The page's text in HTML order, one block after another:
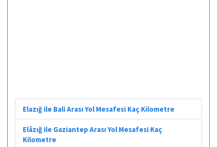
Elazığ ile Bali Arası Yol Mesafesi Kaç Kilometre
Elâzığ ile Gaziantep Arası Yol Mesafesi Kaç
Kilometre